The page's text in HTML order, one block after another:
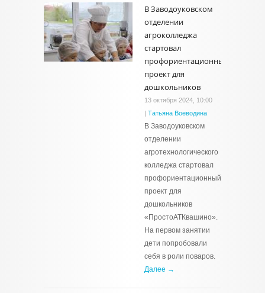
В Заводоуковском
отделении
агроколледжа
стартовал
профориентационный
проект для
дошкольников
13 октября 2024, 10:00
| Татьяна Воеводина
В Заводоуковском
отделении
агротехнологического
колледжа стартовал
профориентационный
проект для
дошкольников
«ПростоАТКвашино».
На первом занятии
дети попробовали
себя в роли поваров.
Далее →